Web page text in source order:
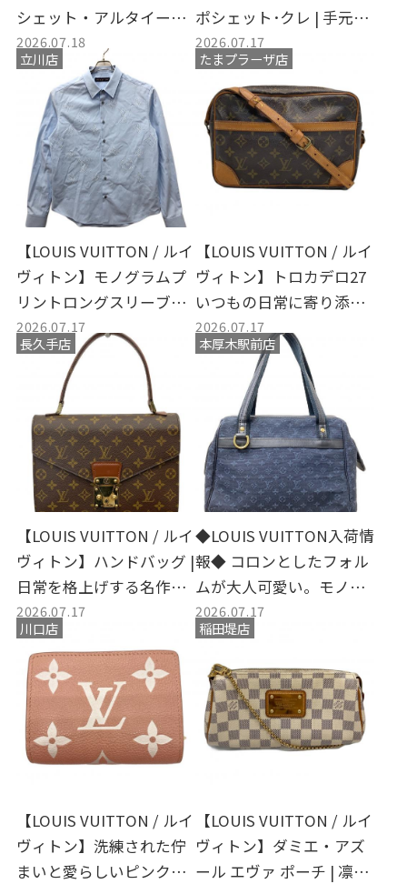
シェット・アルタイール |
上質な輝きを放つクラッ
チバッグの入荷と買取の
ご案内
2026.07.18
ポシェット･クレ | 手元に
美しく馴染む、日常を豊
かに彩るミニマルな名品
2026.07.17
立川店
【LOUIS VUITTON / ルイ
ヴィトン】モノグラムプ
リントロングスリーブシ
ャツ | 上質な大人の日常
を彩る洗練されたブルー
2026.07.17
たまプラーザ店
【LOUIS VUITTON / ルイ
ヴィトン】トロカデロ27
いつもの日常に寄り添
う、ヴィンテージ・モノ
グラムの佇まい
2026.07.17
長久手店
【LOUIS VUITTON / ルイ
ヴィトン】ハンドバッグ |
日常を格上げする名作バ
ッグの買取入荷と大人ス
タイルへのご提案
2026.07.17
本厚木駅前店
◆LOUIS VUITTON入荷情
報◆ コロンとしたフォル
ムが大人可愛い。モノグ
ラム・ミニのアイコンバ
ッグをお買取いたしまし
た！
2026.07.17
川口店
【LOUIS VUITTON / ルイ
ヴィトン】洗練された佇
まいと愛らしいピンクが
稲田堤店
【LOUIS VUITTON / ルイ
ヴィトン】ダミエ・アズ
ール エヴァ ポーチ | 凛と